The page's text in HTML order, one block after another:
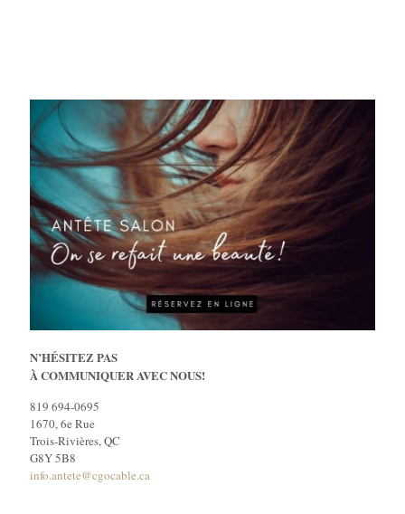
N’HÉSITEZ PAS
À COMMUNIQUER AVEC NOUS!
819 694-0695
1670, 6e Rue
Trois-Rivières, QC
G8Y 5B8
info.antete@cgocable.ca